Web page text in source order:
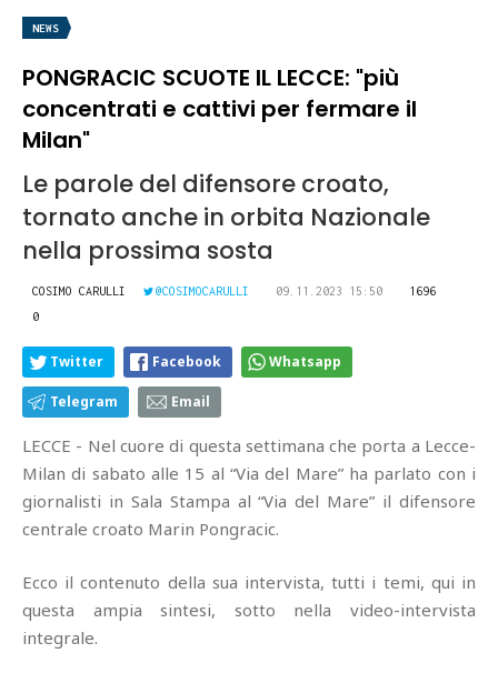
NEWS
PONGRACIC SCUOTE IL LECCE: "più
concentrati e cattivi per fermare il
Milan"
Le parole del difensore croato,
tornato anche in orbita Nazionale
nella prossima sosta
COSIMO CARULLI @COSIMOCARULLI 09.11.2023 15:50
1696
0
Twitter Facebook Whatsapp
Telegram Email
LECCE - Nel cuore di questa settimana che porta a Lecce-
Milan di sabato alle 15 al “Via del Mare” ha parlato con i
giornalisti in Sala Stampa al “Via del Mare” il difensore
centrale croato Marin Pongracic.
Ecco il contenuto della sua intervista, tutti i temi, qui in
questa ampia sintesi, sotto nella video-intervista
integrale.